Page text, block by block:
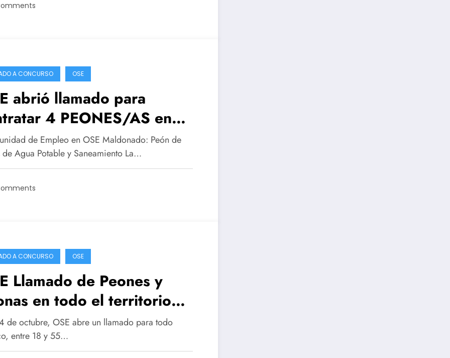
A CONCURSO OSE
abrió llamado para
4 PEONES/AS en
de Empleo en OSE Maldonado: Peón de
de Agua Potable y Saneamiento La…
A CONCURSO OSE
Llamado de Peones y
en todo el territorio
(Cantidad de puestos
de octubre, OSE abre un llamado para todo
entre 18 y 55…